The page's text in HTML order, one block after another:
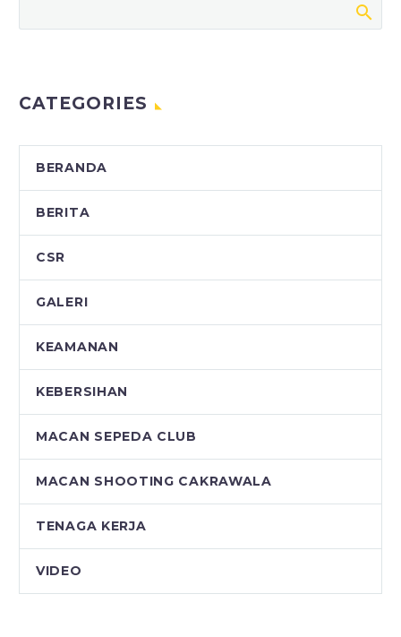
CATEGORIES
BERANDA
BERITA
CSR
GALERI
KEAMANAN
KEBERSIHAN
MACAN SEPEDA CLUB
MACAN SHOOTING CAKRAWALA
TENAGA KERJA
VIDEO